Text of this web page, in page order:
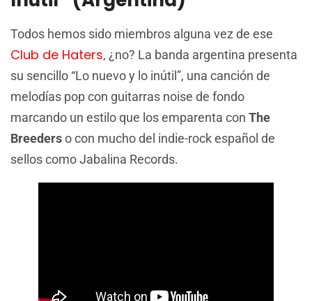
Todos hemos sido miembros alguna vez de ese
Club de Haters, ¿no? La banda argentina presenta
su sencillo “Lo nuevo y lo inútil”, una canción de
melodías pop con guitarras noise de fondo
marcando un estilo que los emparenta con The
Breederso con mucho del indie-rock español de
sellos como Jabalina Records.